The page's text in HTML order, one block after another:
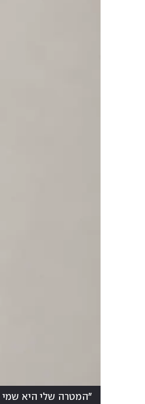
"המטרה שלי היא שמי